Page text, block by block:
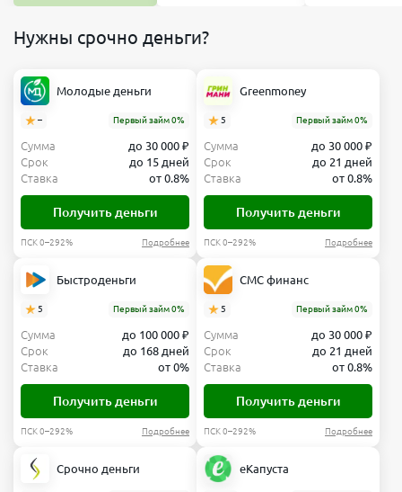
Нужны срочно деньги?
Молодые деньги
– Первый займ 0%
Сумма
до 30 000 ₽
Срок
до 15 дней
Ставка
от 0.8%
Получить деньги
ПСК 0–292% Подробнее
Greenmoney
5 Первый займ 0%
Сумма
до 30 000 ₽
Срок
до 21 дней
Ставка
от 0.8%
Получить деньги
ПСК 0–292% Подробнее
Быстроденьги
5 Первый займ 0%
Сумма
до 100 000 ₽
Срок
до 168 дней
Ставка
от 0%
Получить деньги
ПСК 0–292% Подробнее
СМС финанс
5 Первый займ 0%
Сумма
до 30 000 ₽
Срок
до 21 дней
Ставка
от 0.8%
Получить деньги
ПСК 0–292% Подробнее
Срочно деньги еКапуста